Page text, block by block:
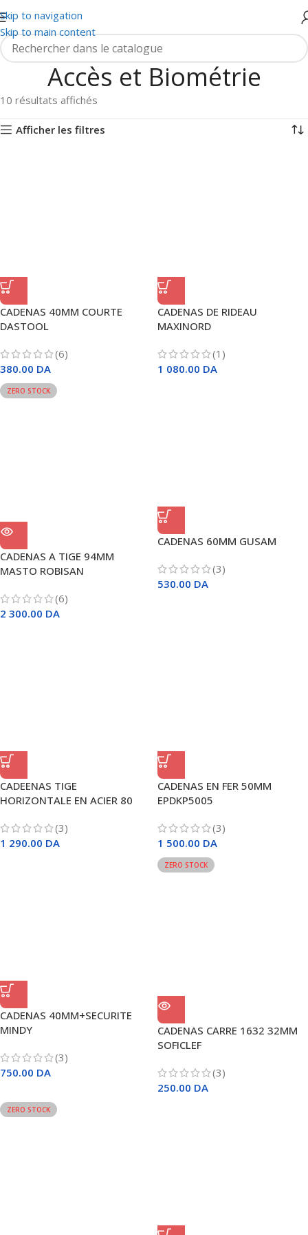
Skip to navigation
Skip to main content
Accès et Biométrie
10 résultats affichés
Afficher les filtres
CADENAS 40MM COURTE
DASTOOL
(6)
380.00 DA
CADENAS DE RIDEAU
MAXINORD
(1)
1 080.00 DA
ZERO STOCK
CADENAS A TIGE 94MM
MASTO ROBISAN
(6)
2 300.00 DA
CADENAS 60MM GUSAM
(3)
530.00 DA
CADEENAS TIGE
HORIZONTALE EN ACIER 80
(3)
1 290.00 DA
CADENAS EN FER 50MM
EPDKP5005
(3)
1 500.00 DA
CADENAS 40MM+SECURITE
MINDY
(3)
750.00 DA
ZERO STOCK
CADENAS CARRE 1632 32MM
SOFICLEF
(3)
250.00 DA
ZERO STOCK